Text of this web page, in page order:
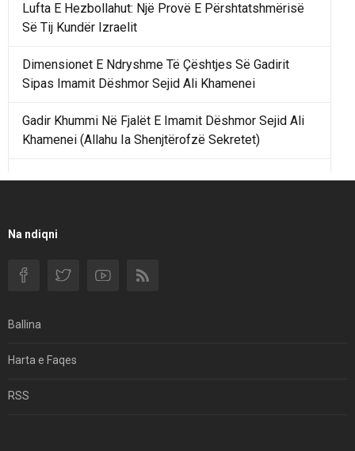
Lufta E Hezbollahut: Një Provë E Përshtatshmërisë
Së Tij Kundër Izraelit
Dimensionet E Ndryshme Të Çështjes Së Gadirit
Sipas Imamit Dëshmor Sejid Ali Khamenei
Gadir Khummi Në Fjalët E Imamit Dëshmor Sejid Ali
Khamenei (Allahu Ia Shenjtërofzë Sekretet)
Një Rend Rajonal I Udhëhequr Nga Irani Kundrejt Një
Filmi I Shkurtër Iranian “Pasta Alfredo” Ka Udhëtuar
Na ndiqni
Ballina
Harta e Faqes
RSS